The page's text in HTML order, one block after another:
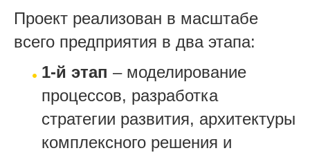
Проект реализован в масштабе
всего предприятия в два этапа:
1-й этап – моделирование
процессов, разработка
стратегии развития, архитектуры
комплексного решения и